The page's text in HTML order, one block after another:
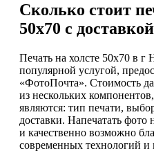
Сколько стоит
50х70 с доставкой
Печать на холсте 50х70 в г
популярной услугой,
«ФотоПочта». Стоимость
из нескольких
являются: тип печати,
доставки. Напечатать фото
и качественно возможно
современных технологий и